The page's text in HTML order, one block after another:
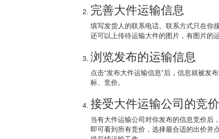
完善大件运输信息
填写发货人的联系电话。联系方式只在你
还可以上传待运输大件的图片，有图片的
浏览发布的运输信息
点击“发布大件运输信息”后，信息就被发
标、竞价。
接受大件运输公司的竞价
当有大件运输公司对你发布的信息竞价后
即可看到所有竞价，选择最合适的出价并